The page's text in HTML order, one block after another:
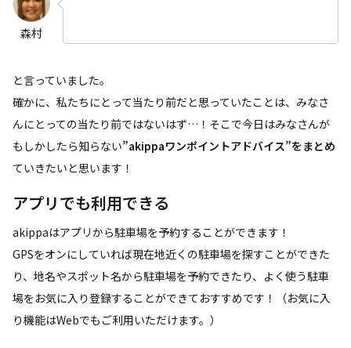
森村
と言っていました。
確かに、私たちにとって当たり前だと思っていたことは、みなさ
んにとっての当たり前ではないはず…！そこで今日はみなさんが
もしかしたら知らない”akippaワンポイントアドバイス”をまとめ
ていきたいと思います！
アプリでも利用できる
akippaはアプリから駐車場を予約することができます！
GPSをオンにしていれば現在地近くの駐車場を探すことができた
り、地名やスポット名から駐車場を予約できたり、よく使う駐車
場をお気に入り登録することができておすすめです！（お気に入
り機能はWebでもご利用いただけます。）